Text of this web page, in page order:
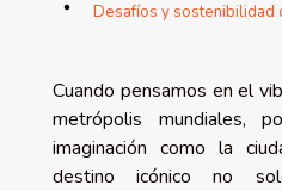
Desafíos y sostenibilidad
Cuando pensamos en el
metrópolis mundiales,
imaginación como la
destino icónico no